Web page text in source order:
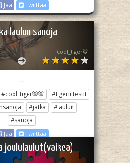
Jaa
Twiittaa
laulun sanoja
Cool_tiger🐯
…
#cool_tiger🐯🐯
#tigerintestit
#jatka
#laulun
#sanoja
Jaa
Twiittaa
joululaulut(vaikea)